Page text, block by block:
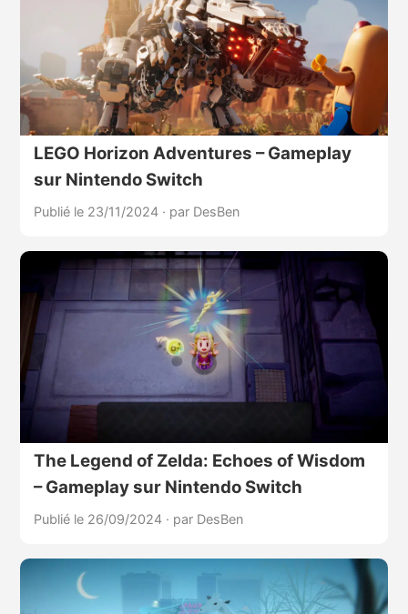
LEGO Horizon Adventures – Gameplay
sur Nintendo Switch
Publié le 23/11/2024 · par DesBen
The Legend of Zelda: Echoes of Wisdom
– Gameplay sur Nintendo Switch
Publié le 26/09/2024 · par DesBen